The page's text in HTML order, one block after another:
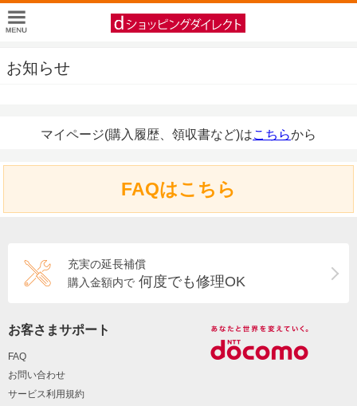
お知らせ
マイページ(購入履歴、領収書など)はこちらから
FAQはこちら
充実の延長補償
購入金額内で 何度でも修理OK
お客さまサポート
FAQ
お問い合わせ
サービス利用規約